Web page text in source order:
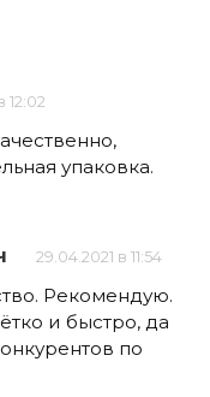
12:02
упаковка.
29.04.2021 в 11:54
Рекомендую.
и быстро, да
по